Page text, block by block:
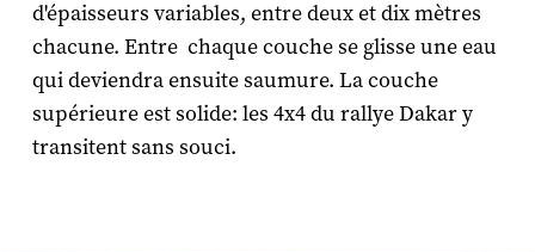
d'épaisseurs variables, entre deux et dix mètres
chacune. Entre chaque couche se glisse une eau
qui deviendra ensuite saumure. La couche
supérieure est solide: les 4x4 du rallye Dakar y
transitent sans souci.